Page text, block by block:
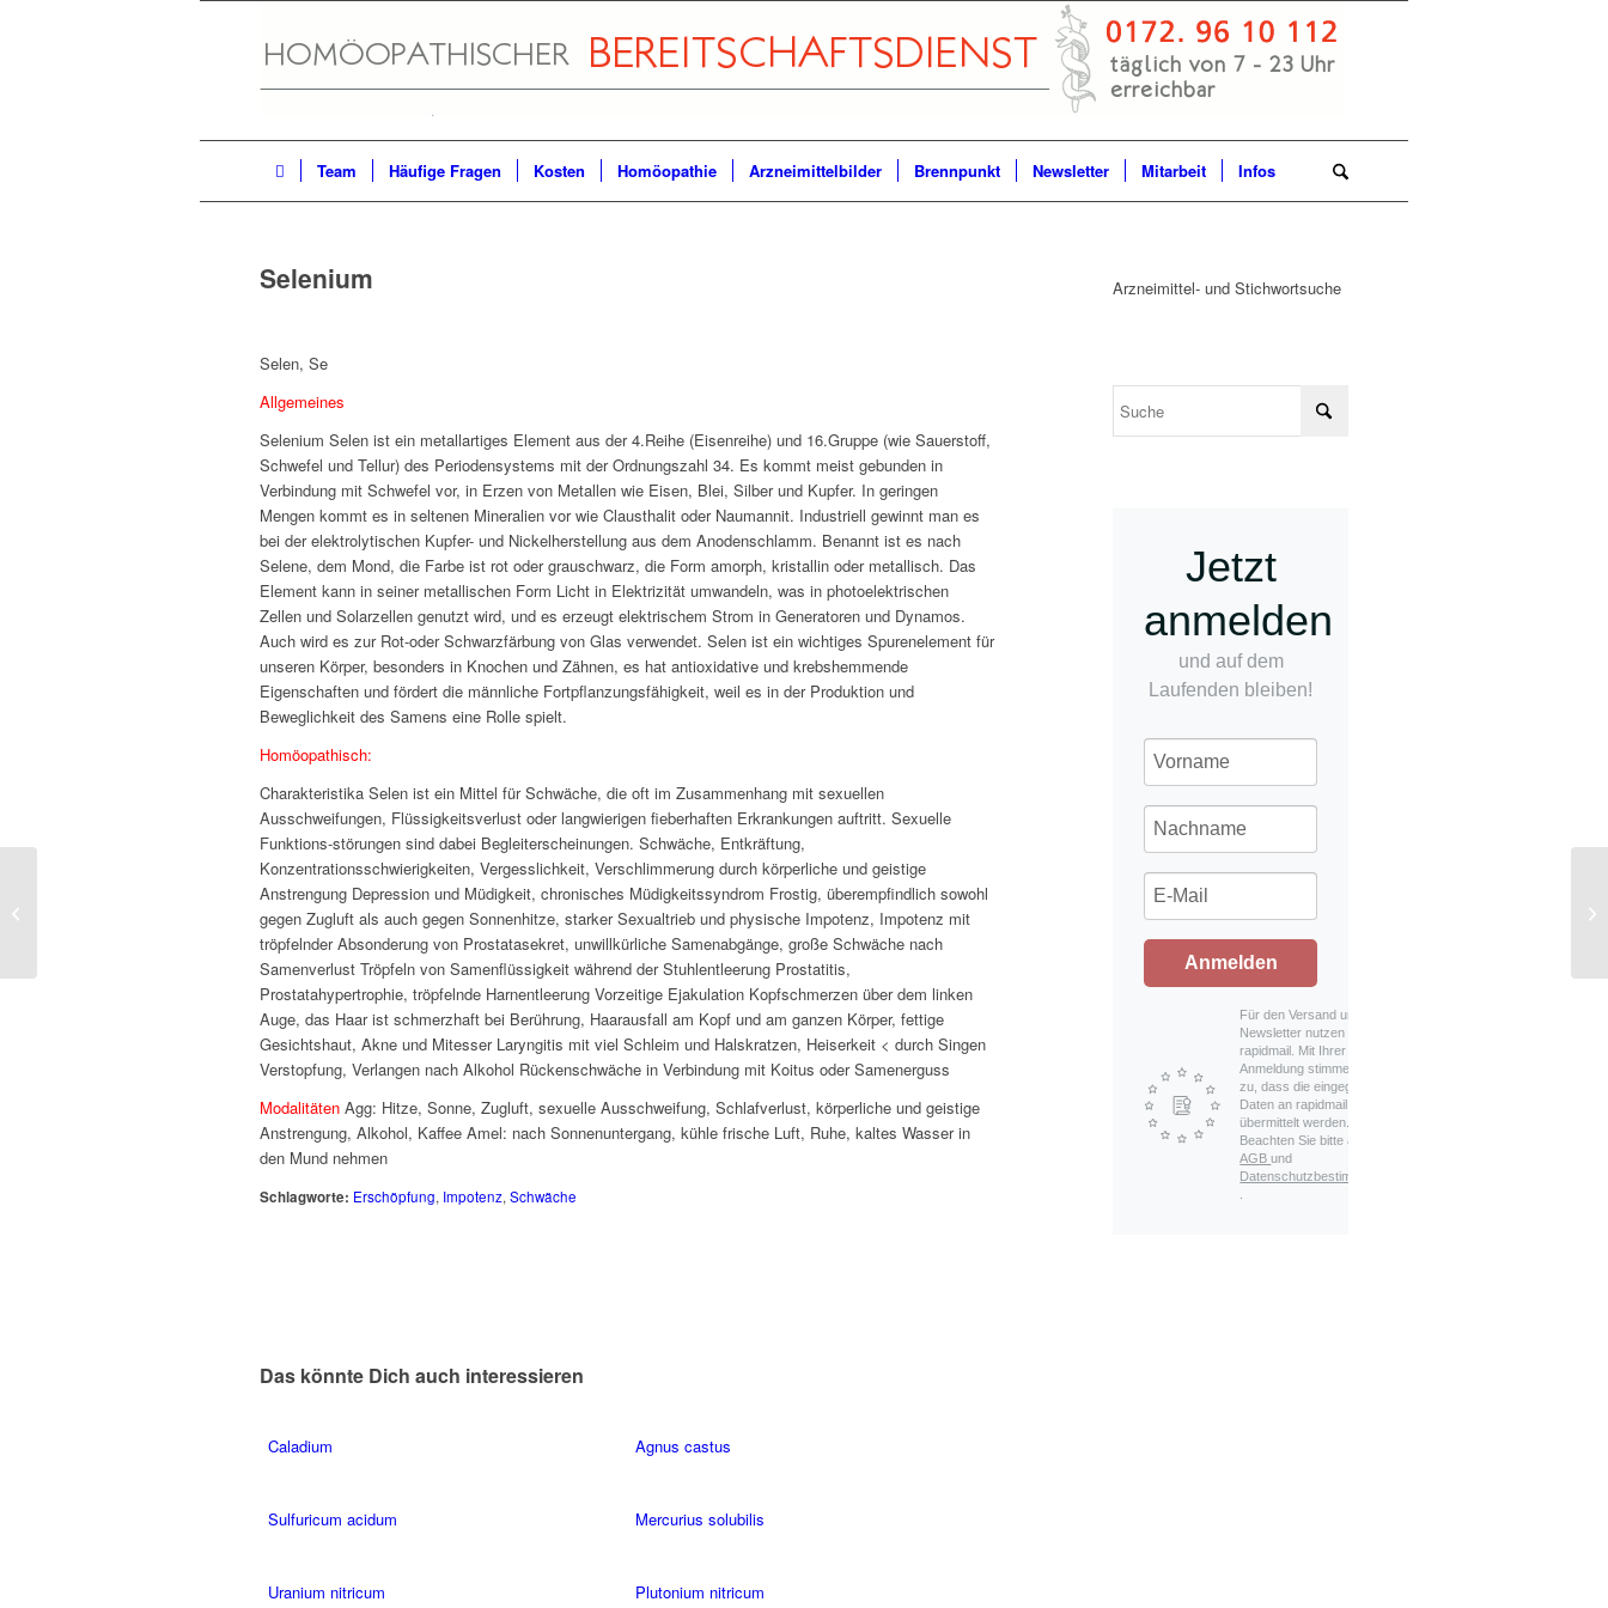
Team Häufige Fragen Kosten Homöopathie Arzneimittelbilder Brennpunkt Newsletter Mitarbeit Infos
Selenium
Selen, Se
Allgemeines
Selenium Selen ist ein metallartiges Element aus der 4.Reihe (Eisenreihe) und 16.Gruppe (wie Sauerstoff,
Schwefel und Tellur) des Periodensystems mit der Ordnungszahl 34. Es kommt meist gebunden in
Verbindung mit Schwefel vor, in Erzen von Metallen wie Eisen, Blei, Silber und Kupfer. In geringen
Mengen kommt es in seltenen Mineralien vor wie Clausthalit oder Naumannit. Industriell gewinnt man es
bei der elektrolytischen Kupfer- und Nickelherstellung aus dem Anodenschlamm. Benannt ist es nach
Selene, dem Mond, die Farbe ist rot oder grauschwarz, die Form amorph, kristallin oder metallisch. Das
Element kann in seiner metallischen Form Licht in Elektrizität umwandeln, was in photoelektrischen
Zellen und Solarzellen genutzt wird, und es erzeugt elektrischem Strom in Generatoren und Dynamos.
Auch wird es zur Rot-oder Schwarzfärbung von Glas verwendet. Selen ist ein wichtiges Spurenelement für
unseren Körper, besonders in Knochen und Zähnen, es hat antioxidative und krebshemmende
Eigenschaften und fördert die männliche Fortpflanzungsfähigkeit, weil es in der Produktion und
Beweglichkeit des Samens eine Rolle spielt.
Homöopathisch:
Charakteristika Selen ist ein Mittel für Schwäche, die oft im Zusammenhang mit sexuellen
Ausschweifungen, Flüssigkeitsverlust oder langwierigen fieberhaften Erkrankungen auftritt. Sexuelle
Funktions-störungen sind dabei Begleiterscheinungen. Schwäche, Entkräftung,
Konzentrationsschwierigkeiten, Vergesslichkeit, Verschlimmerung durch körperliche und geistige
Anstrengung Depression und Müdigkeit, chronisches Müdigkeitssyndrom Frostig, überempfindlich sowohl
gegen Zugluft als auch gegen Sonnenhitze, starker Sexualtrieb und physische Impotenz, Impotenz mit
tröpfelnder Absonderung von Prostatasekret, unwillkürliche Samenabgänge, große Schwäche nach
Samenverlust Tröpfeln von Samenflüssigkeit während der Stuhlentleerung Prostatitis,
Prostatahypertrophie, tröpfelnde Harnentleerung Vorzeitige Ejakulation Kopfschmerzen über dem linken
Auge, das Haar ist schmerzhaft bei Berührung, Haarausfall am Kopf und am ganzen Körper, fettige
Gesichtshaut, Akne und Mitesser Laryngitis mit viel Schleim und Halskratzen, Heiserkeit < durch Singen
Verstopfung, Verlangen nach Alkohol Rückenschwäche in Verbindung mit Koitus oder Samenerguss
Modalitäten Agg: Hitze, Sonne, Zugluft, sexuelle Ausschweifung, Schlafverlust, körperliche und geistige
Anstrengung, Alkohol, Kaffee Amel: nach Sonnenuntergang, kühle frische Luft, Ruhe, kaltes Wasser in
den Mund nehmen
Schlagworte: Erschöpfung, Impotenz,Schwäche
Das könnte Dich auch interessieren
Caladium Agnus castus
Sulfuricum acidum Mercurius solubilis
Uranium nitricum Plutonium nitricum
Arzneimittel- und Stichwortsuche
Jetzt
anmelden
und auf dem
Laufenden bleiben!
Anmelden
Für den Versand unserer
Newsletter nutzen wir
rapidmail. Mit Ihrer
Anmeldung stimmen Sie
zu, dass die eingegebenen
Daten an rapidmail
übermittelt werden.
Beachten Sie bitte auch die
AGBund
Datenschutzbestimmungen